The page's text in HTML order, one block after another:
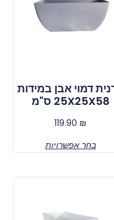
דמוי אבן במידות
25X25X58 ס"מ
119.90 ₪
בחר אפשרויות